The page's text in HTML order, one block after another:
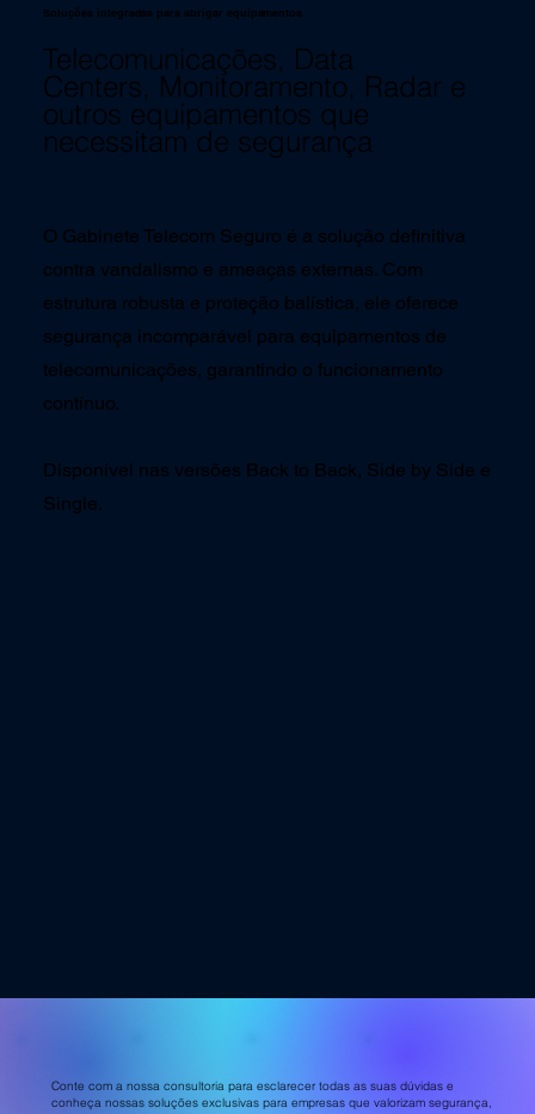
Soluções integradas para abrigar equipamentos
Telecomunicações, Data
Centers, Monitoramento, Radar e
outros equipamentos que
necessitam de segurança
O Gabinete Telecom Seguro é a solução definitiva
contra vandalismo e ameaças externas. Com
estrutura robusta e proteção balística, ele oferece
segurança incomparável para equipamentos de
telecomunicações, garantindo o funcionamento
contínuo.
Disponível nas versões Back to Back, Side by Side e
Single.
Conte com a nossa consultoria para esclarecer todas as suas dúvidas e
conheça nossas soluções exclusivas para empresas que valorizam segurança,